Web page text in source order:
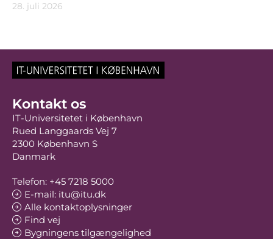
28. juli 2026
Kontakt os
IT-Universitetet i København
Rued Langgaards Vej 7
2300 København S
Danmark
Telefon: +45 7218 5000
E-mail: itu@itu.dk
Alle kontaktoplysninger
Find vej
Bygningens tilgængelighed